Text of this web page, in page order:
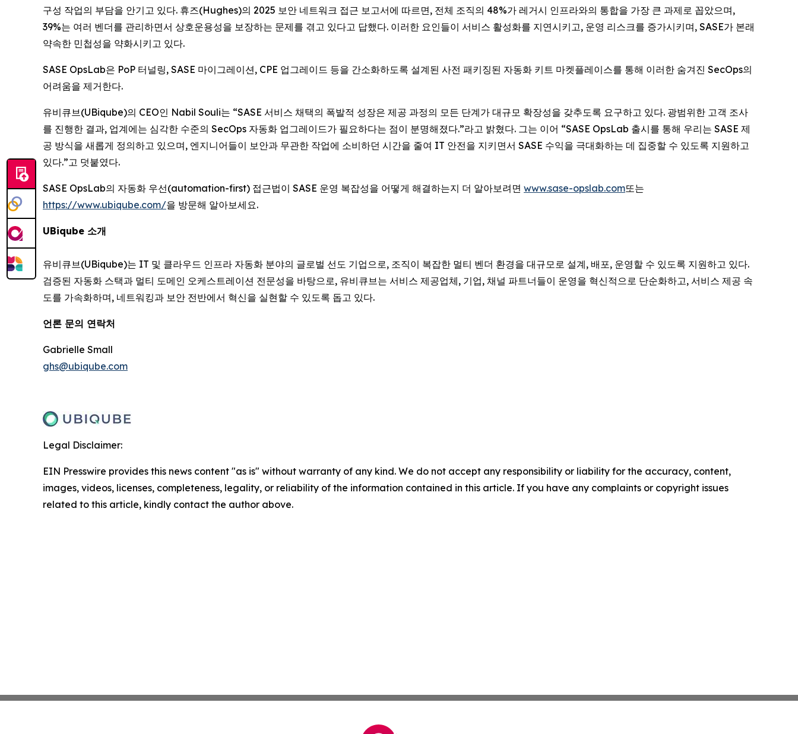
구성 작업의 부담을 안기고 있다. 휴즈(Hughes)의 2025 보안 네트워크 접근 보고서에 따르면, 전체 조직의 48%가 레거시 인프라와의 통합을 가장 큰 과제로 꼽았으며,
39%는 여러 벤더를 관리하면서 상호운용성을 보장하는 문제를 겪고 있다고 답했다. 이러한 요인들이 서비스 활성화를 지연시키고, 운영 리스크를 증가시키며, SASE가 본래
약속한 민첩성을 약화시키고 있다.
SASE OpsLab은 PoP 터널링, SASE 마이그레이션, CPE 업그레이드 등을 간소화하도록 설계된 사전 패키징된 자동화 키트 마켓플레이스를 통해 이러한 숨겨진 SecOps의
어려움을 제거한다.
유비큐브(UBiqube)의 CEO인 Nabil Souli는 “SASE 서비스 채택의 폭발적 성장은 제공 과정의 모든 단계가 대규모 확장성을 갖추도록 요구하고 있다. 광범위한 고객 조사
를 진행한 결과, 업계에는 심각한 수준의 SecOps 자동화 업그레이드가 필요하다는 점이 분명해졌다.”라고 밝혔다. 그는 이어 “SASE OpsLab 출시를 통해 우리는 SASE 제
공 방식을 새롭게 정의하고 있으며, 엔지니어들이 보안과 무관한 작업에 소비하던 시간을 줄여 IT 안전을 지키면서 SASE 수익을 극대화하는 데 집중할 수 있도록 지원하고
있다.”고 덧붙였다.
SASE OpsLab의 자동화 우선(automation-first) 접근법이 SASE 운영 복잡성을 어떻게 해결하는지 더 알아보려면 www.sase-opslab.com또는
https://www.ubiqube.com/을 방문해 알아보세요.
UBiqube 소개
유비큐브(UBiqube)는 IT 및 클라우드 인프라 자동화 분야의 글로벌 선도 기업으로, 조직이 복잡한 멀티 벤더 환경을 대규모로 설계, 배포, 운영할 수 있도록 지원하고 있다.
검증된 자동화 스택과 멀티 도메인 오케스트레이션 전문성을 바탕으로, 유비큐브는 서비스 제공업체, 기업, 채널 파트너들이 운영을 혁신적으로 단순화하고, 서비스 제공 속
도를 가속화하며, 네트워킹과 보안 전반에서 혁신을 실현할 수 있도록 돕고 있다.
언론 문의 연락처
Gabrielle Small
ghs@ubiqube.com
Legal Disclaimer:
EIN Presswire provides this news content "as is" without warranty of any kind. We do not accept any responsibility or liability for the accuracy, content,
images, videos, licenses, completeness, legality, or reliability of the information contained in this article. If you have any complaints or copyright issues
related to this article, kindly contact the author above.